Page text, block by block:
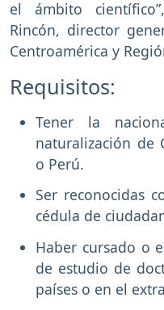
el ámbito
Rincón, director
Centroamérica y
Requisitos:
Tener la
naturalización de
o Perú.
Ser reconocidas
cédula de
Haber cursado o
de estudio de
países o en el